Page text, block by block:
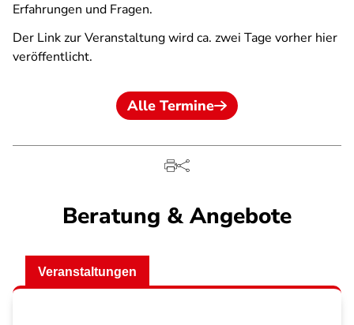
Erfahrungen und Fragen.
Der Link zur Veranstaltung wird ca. zwei Tage vorher hier
veröffentlicht.
Alle Termine
Beratung & Angebote
Veranstaltungen